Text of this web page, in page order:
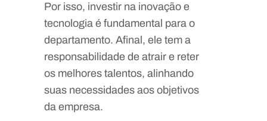
Por isso, investir na inovação e
tecnologia é fundamental para o
departamento. Afinal, ele tem a
responsabilidade de atrair e reter
os melhores talentos, alinhando
suas necessidades aos objetivos
da empresa.